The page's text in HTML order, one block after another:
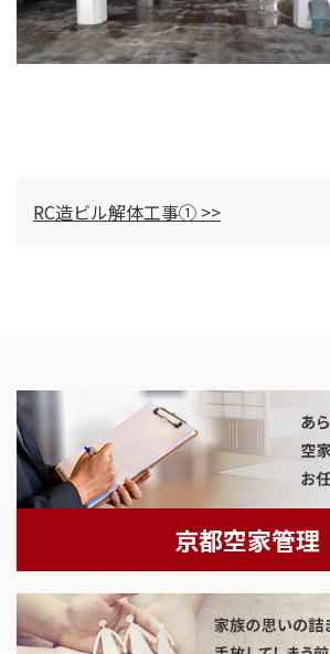
RC造ビル解体工事① >>
京都空家管理